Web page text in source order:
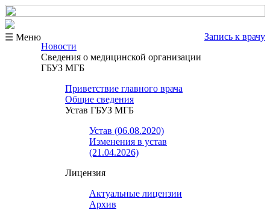
☰ Меню
Запись к врачу
Новости
Сведения о медицинской организации
ГБУЗ МГБ
Приветствие главного врача
Общие сведения
Устав ГБУЗ МГБ
Устав (06.08.2020)
Изменения в устав
(21.04.2026)
Лицензия
Актуальные лицензии
Архив